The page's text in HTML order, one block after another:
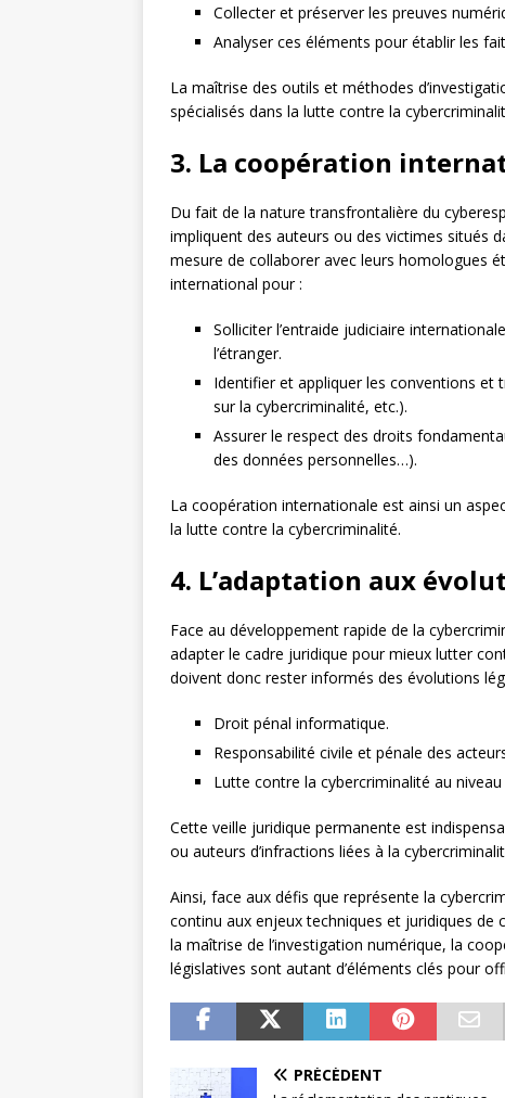
Collecter et préserver les preuves
Analyser ces éléments pour établir les
La maîtrise des outils et méthodes
spécialisés dans la lutte contre la
3. La coopération
Du fait de la nature transfrontalière du
impliquent des auteurs ou des victimes situés
mesure de collaborer avec leurs homologues
international pour :
Solliciter l’entraide judiciaire
l’étranger.
Identifier et appliquer les conventions et
sur la cybercriminalité, etc.).
Assurer le respect des droits
des données personnelles…).
La coopération internationale est ainsi un
la lutte contre la cybercriminalité.
4. L’adaptation aux
Face au développement rapide de la
adapter le cadre juridique pour mieux lutter
doivent donc rester informés des évolutions
Droit pénal informatique.
Responsabilité civile et pénale des
Lutte contre la cybercriminalité au
Cette veille juridique permanente est
ou auteurs d’infractions liées à la
Ainsi, face aux défis que représente la
continu aux enjeux techniques et juridiques
la maîtrise de l’investigation numérique, la
législatives sont autant d’éléments clés pour
PRÉCÉDENT